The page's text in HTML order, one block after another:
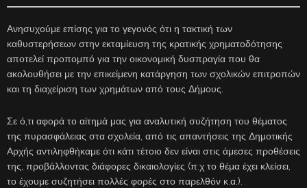
Ανησυχούμε επίσης για το γεγονός ότι η τακτική των
καθυστερήσεων στην εκταμίευση της κρατικής χρηματοδότησης
αποτελεί προπομπό για την οικονομική δυσπραγία που θα
ακολουθήσει με την επικείμενη κατάργηση των σχολικών επιτροπών
και τη διαχείριση των χρημάτων από τους Δήμους.
Σε ό,τι αφορά το αίτημά μας για αναλυτική συζήτηση του θέματος
της πυρασφάλειας στα σχολεία, από τις απαντήσεις της Δημοτικής
Αρχής αντιληφθήκαμε ότι κάτι τέτοιο δεν είναι στις άμεσες προθέσεις
της, προβάλλοντας διάφορες δικαιολογίες (π.χ το θέμα έχει κλείσει,
το έχουμε συζητήσει πολλές φορές στο παρελθόν κ.α.).